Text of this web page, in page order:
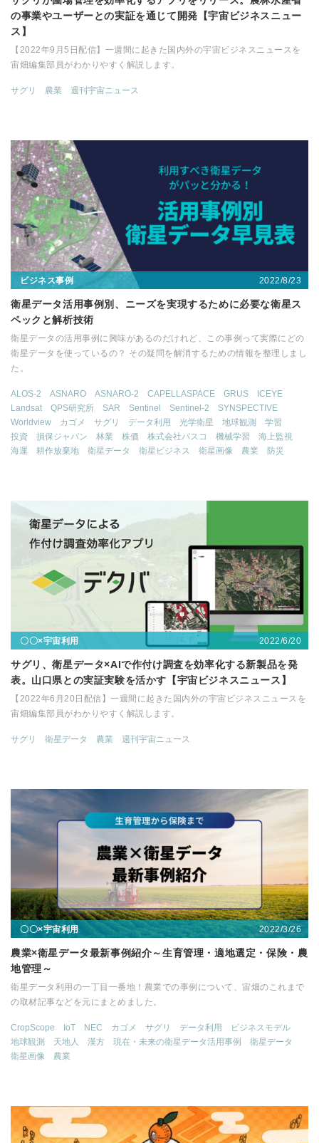
の事業やユーザーとの実証を通じて開発【宇宙ビジネスニュー
ス】
【2022年9月5日配信】一週間に起きた国内外の宇宙ビジネスニュースを
宙畑編集部員がわかりやすく解説します。
サグリ 農業 週刊宇宙ニュース
ビジネス事例 2022/8/23
衛星データ活用事例別、ニーズを実現するために必要な衛星ス
ペックと解析技術
衛星データの活用事例に興味があるのだけれど、この事例って実際にどの
衛星データを使っているの？ その疑問を解消するための情報を整理しまし
た。
ALOS-2 ASNARO ASNARO-2 CAPELLASPACE GRUS
ICEYE
Landsat
QPS研究所 SAR Sentinel Sentinel-2
SYNSPECTIVE
Worldview
カゴメ サグリ データ利用 光学衛星 地球観測
学習
投資
損保ジャパン 林業 株価 株式会社パスコ 機械学習
海上監視
海運
耕作放棄地 衛星データ 衛星ビジネス 衛星画像 農業 防災
〇〇×宇宙利用 2022/6/20
サグリ、衛星データ×AIで作付け調査を効率化する新製品を発
表。山口県との実証実験を活かす【宇宙ビジネスニュース】
【2022年6月20日配信】一週間に起きた国内外の宇宙ビジネスニュースを
宙畑編集部員がわかりやすく解説します。
サグリ 衛星データ 農業 週刊宇宙ニュース
〇〇×宇宙利用 2022/3/26
農業×衛星データ最新事例紹介～生育管理・適地選定・保険・農
地管理～
衛星データ利用の一丁目一番地！農業での事例について、宙畑のこれまで
の取材記事などを元にまとめました。
CropScope IoT NEC カゴメ サグリ データ利用
ビジネスモデル
地球観測
天地人 漢方 現在・未来の衛星データ活用事例
衛星データ
衛星画像
農業